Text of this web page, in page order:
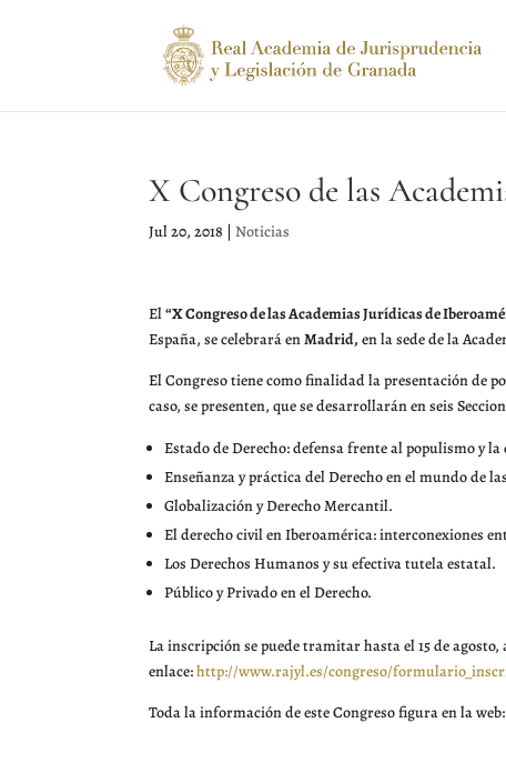
X Congreso de las
Jul 20, 2018 |Noticias
El“X Congreso de las Academias Jurídicas de
España, se celebrará enMadrid, en la sede de la
El Congreso tiene como finalidad la presentación de
caso, se presenten, que se desarrollarán en seis
Estado de Derecho: defensa frente al populismo y
Enseñanza y práctica del Derecho en el mundo de
Globalización y Derecho Mercantil.
El derecho civil en Iberoamérica: interconexiones
Los Derechos Humanos y su efectiva tutela estatal.
Público y Privado en el Derecho.
La inscripción se puede tramitar hasta el 15 de
enlace:http://www.rajyl.es/congreso/
Toda la información de este Congreso figura en la